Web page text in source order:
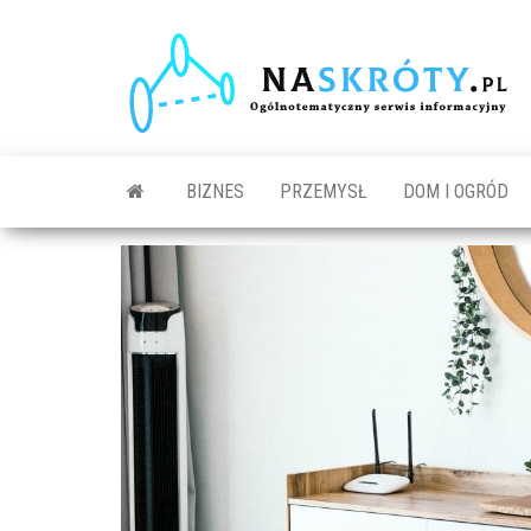
BIZNES PRZEMYSŁ DOM I OGRÓD